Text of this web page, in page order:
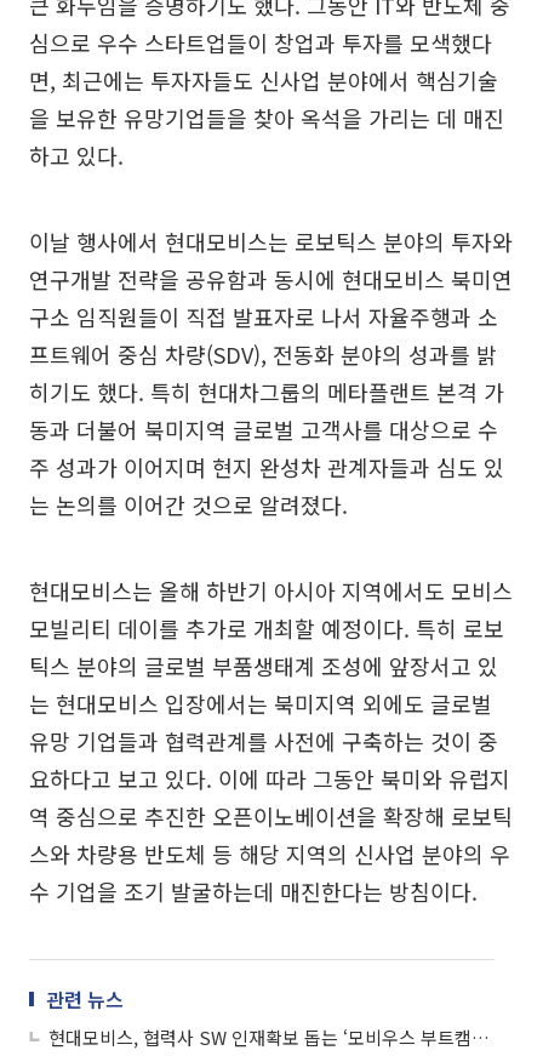
심으로 우수 스타트업들이 창업과 투자를 모색했다
면, 최근에는 투자자들도 신사업 분야에서 핵심기술
을 보유한 유망기업들을 찾아 옥석을 가리는 데 매진
하고 있다.
이날 행사에서 현대모비스는 로보틱스 분야의 투자와
연구개발 전략을 공유함과 동시에 현대모비스 북미연
구소 임직원들이 직접 발표자로 나서 자율주행과 소
프트웨어 중심 차량(SDV), 전동화 분야의 성과를 밝
히기도 했다. 특히 현대차그룹의 메타플랜트 본격 가
동과 더불어 북미지역 글로벌 고객사를 대상으로 수
주 성과가 이어지며 현지 완성차 관계자들과 심도 있
는 논의를 이어간 것으로 알려졌다.
현대모비스는 올해 하반기 아시아 지역에서도 모비스
모빌리티 데이를 추가로 개최할 예정이다. 특히 로보
틱스 분야의 글로벌 부품생태계 조성에 앞장서고 있
는 현대모비스 입장에서는 북미지역 외에도 글로벌
유망 기업들과 협력관계를 사전에 구축하는 것이 중
요하다고 보고 있다. 이에 따라 그동안 북미와 유럽지
역 중심으로 추진한 오픈이노베이션을 확장해 로보틱
스와 차량용 반도체 등 해당 지역의 신사업 분야의 우
수 기업을 조기 발굴하는데 매진한다는 방침이다.
관련 뉴스
현대모비스, 협력사 SW 인재확보 돕는 ‘모비우스 부트캠프’ 성료